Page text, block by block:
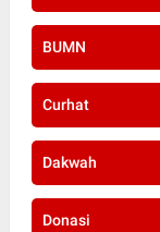
BUMN
Curhat
Dakwah
Donasi